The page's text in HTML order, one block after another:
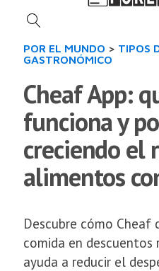
POR EL MUNDO > TIPOS
GASTRONÓMICO
Cheaf App:
funciona y
creciendo el
alimentos
Descubre cómo
comida en descuentos
ayuda a reducir el